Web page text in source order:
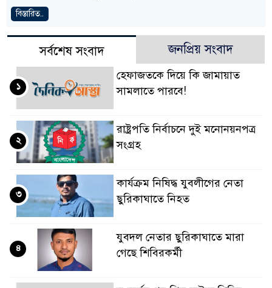
বিস্তারিত..
সর্বশেষ সংবাদ জনপ্রিয় সংবাদ
হেফাজতকে দিয়ে কি জামায়াত
সামলাতে পারবে!
১
রাষ্ট্রপতি নির্বাচনে দুই মনোনয়নপত্র
সংগ্রহ
২
কার্যক্রম নিষিদ্ধ যুবলীগের নেতা
ছুরিকাঘাতে নিহত
৩
যুবদল নেতার ছুরিকাঘাতে মারা
গেছে শিবিরকর্মী
৪